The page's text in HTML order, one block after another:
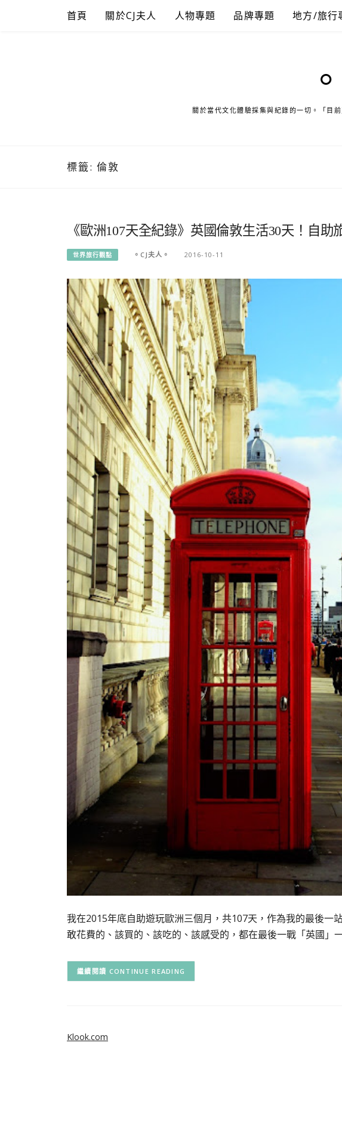
首頁 關於CJ夫人 人物專題 品牌專題 地方/旅行
關於當代文化體驗採集與紀錄的一切。「目
標籤: 倫敦
《歐洲107天全紀錄》英國倫敦生活30天！自助
世界旅行觀點 。CJ夫人。 2016-10-11
我在2015年底自助遊玩歐洲三個月，共107天，作為我的最後一
敢花費的、該買的、該吃的、該感受的，都在最後一戰「英國」
CONTINUE READING
Klook.com